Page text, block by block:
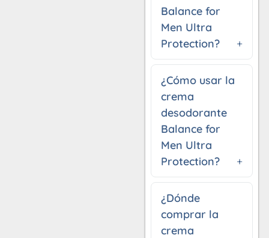
Balance for
Men Ultra
Protection?
¿Cómo usar la
crema
desodorante
Balance for
Men Ultra
Protection?
¿Dónde
comprar la
crema